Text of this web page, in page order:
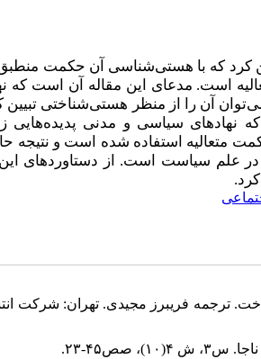
کرد که با هستی‌شناسی آن حکمت
است. مدعای این مقاله آن است که
آن را از منظر هستی‌شناختی تبیین
نهادهای سیاسی و مدنی پدیده‌هایی
متعالیه استفاده شده است و نتیجه
در علم سیاست است. از دستاوردهای این
شناخت. ترجمه فریبرز مجیدی. تهران: شرکت